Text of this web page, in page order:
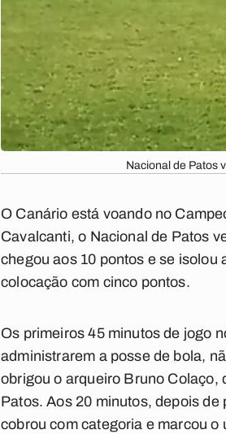
Nacional de Patos
O Canário está voando no
Cavalcanti, o Nacional de Patos
chegou aos 10 pontos e se
colocação com cinco pontos.
Os primeiros 45 minutos de jogo
administrarem a posse de bola,
obrigou o arqueiro Bruno Colaço,
Patos. Aos 20 minutos, depois
cobrou com categoria e marcou o